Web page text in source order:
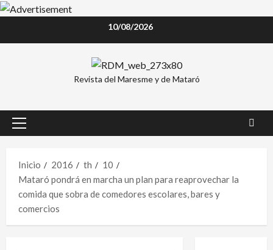
10/08/2026
Revista del Maresme y de Mataró
Menú
Inicio
2016 th
10
Mataró pondrá en marcha un plan para reaprovechar la
comida que sobra de comedores escolares, bares y
comercios